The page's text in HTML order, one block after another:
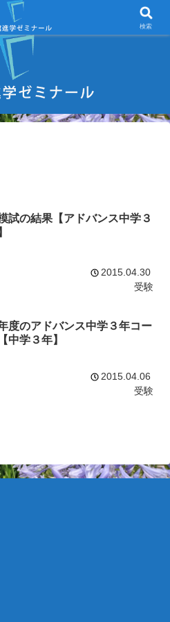
受験 大学受験 進学塾 試験対策
試の結果【アドバンス中学３
2015.04.30
受験
度のアドバンス中学３年コー
中学３年】
2015.04.06
受験
検索